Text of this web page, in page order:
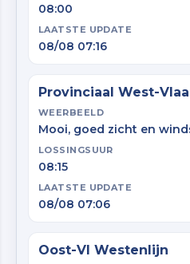
08:00
LAATSTE UPDATE
08/08 07:16
Provinciaal West-
WEERBEELD
Mooi, goed zicht en
LOSSINGSUUR
08:15
LAATSTE UPDATE
08/08 07:06
Oost-Vl Westenlijn